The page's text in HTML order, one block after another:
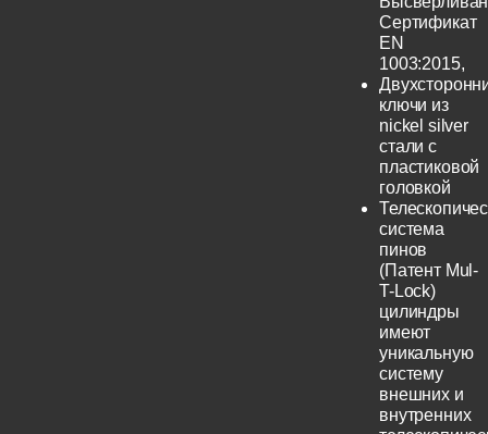
Сертификат
EN
1003:2015,
ключи из
nickel silver
стали с
пластиковой
головкой
система
пинов
(Патент Mul-
T-Lock)
цилиндры
имеют
уникальную
систему
внешних и
внутренних